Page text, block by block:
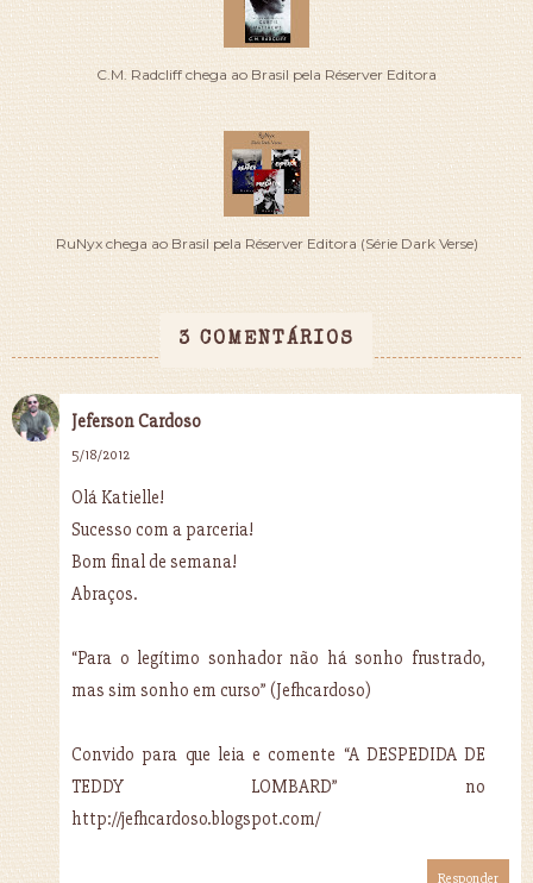
C.M. Radcliff chega ao Brasil pela Réserver Editora
RuNyx chega ao Brasil pela Réserver Editora (Série Dark Verse)
3 COMENTÁRIOS
Jeferson Cardoso
5/18/2012
Olá Katielle!
Sucesso com a parceria!
Bom final de semana!
Abraços.
“Para o legítimo sonhador não há sonho frustrado,
mas sim sonho em curso” (Jefhcardoso)
Convido para que leia e comente “A DESPEDIDA DE
TEDDY LOMBARD” no
http://jefhcardoso.blogspot.com/
Responder